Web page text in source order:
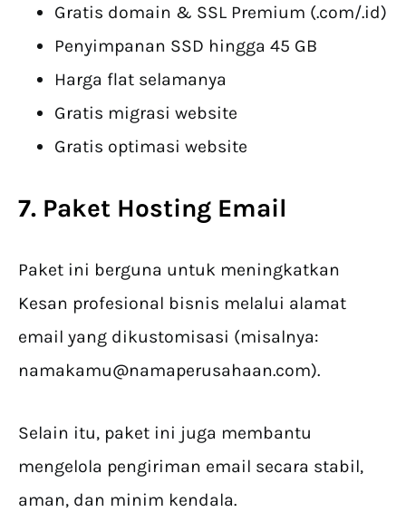
Gratis domain & SSL Premium (.com/.id)
Penyimpanan SSD hingga 45 GB
Harga flat selamanya
Gratis migrasi website
Gratis optimasi website
7. Paket Hosting Email
Paket ini berguna untuk meningkatkan
Kesan profesional bisnis melalui alamat
email yang dikustomisasi (misalnya:
namakamu@namaperusahaan.com).
Selain itu, paket ini juga membantu
mengelola pengiriman email secara stabil,
aman, dan minim kendala.